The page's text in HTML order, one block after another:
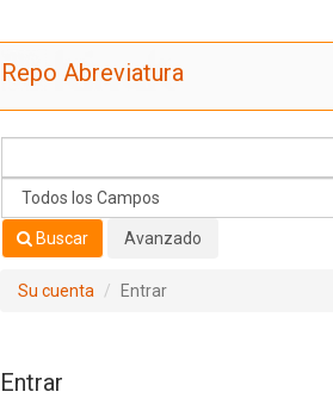
Repo Abreviatura
Buscar Avanzado
Su cuenta Entrar
Entrar